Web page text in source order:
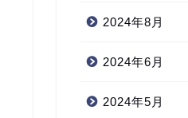
2024年8月
2024年6月
2024年5月